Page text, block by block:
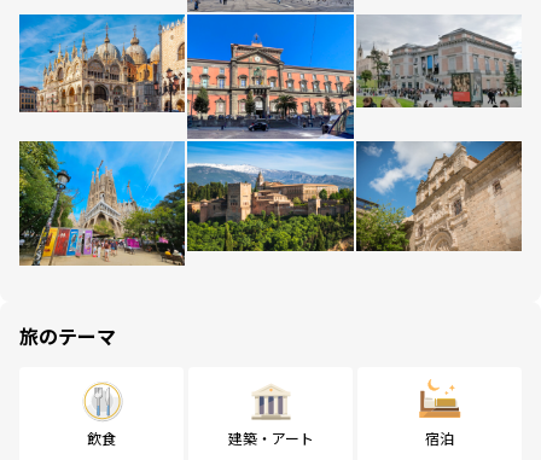
旅のテーマ
飲食 建築・アート 宿泊